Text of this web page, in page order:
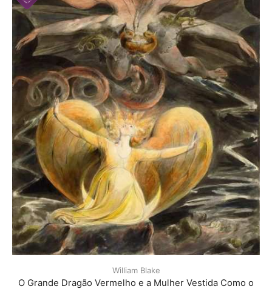
William Blake
O Grande Dragão Vermelho e a Mulher Vestida Como o